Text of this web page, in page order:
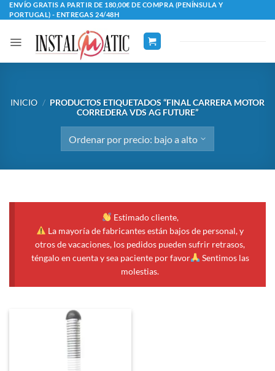
Saltar
al
contenido
ENVÍO GRATIS A PARTIR DE 180,00€ DE COMPRA (PENÍNSULA Y
PORTUGAL) - ENTREGAS 24/48H
INICIO / PRODUCTOS ETIQUETADOS “FINAL CARRERA MOTOR
CORREDERA VDS AG FUTURE”
Estimado cliente,
La mayoría de fabricantes están bajos de personal, y
otros de vacaciones, los pedidos pueden sufrir retrasos,
téngalo en cuenta y sea paciente por favor
Sentimos las
molestias.